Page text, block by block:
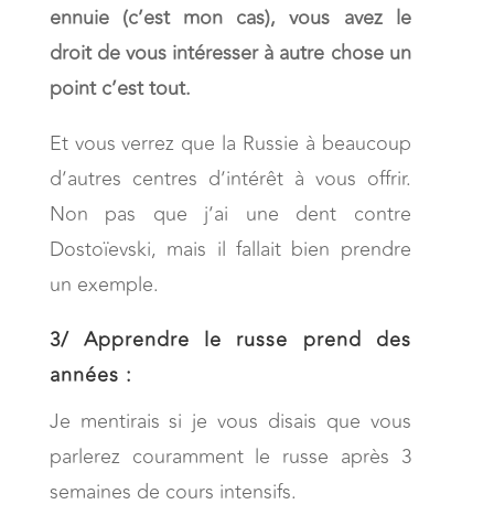
ennuie (c’est mon cas), vous avez le
droit de vous intéresser à autre chose un
point c’est tout.
Et vous verrez que la Russie à beaucoup
d’autres centres d’intérêt à vous offrir.
Non pas que j’ai une dent contre
Dostoïevski, mais il fallait bien prendre
un exemple.
3/Apprendre le russe prend des
années :
Je mentirais si je vous disais que vous
parlerez couramment le russe après 3
semaines de cours intensifs.